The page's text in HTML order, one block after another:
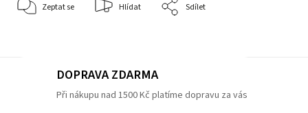
Zeptat se Hlídat Sdílet
DOPRAVA ZDARMA
Při nákupu nad 1500 Kč platíme dopravu za vás